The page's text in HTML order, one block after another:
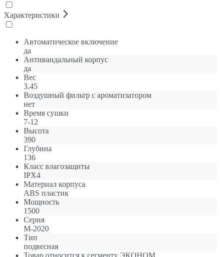
Характеристики
Автоматическое включение
да
Антивандальный корпус
да
Вес
3.45
Воздушный фильтр с ароматизатором
нет
Время сушки
7-12
Высота
390
Глубина
136
Класс влагозащиты
IPX4
Материал корпуса
ABS пластик
Мощность
1500
Серия
М-2020
Тип
подвесная
Товар относится к сегменту ЭКОНОМ